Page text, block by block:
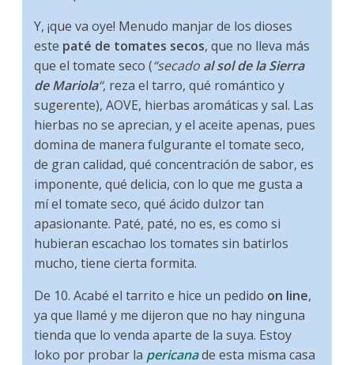
Y, ¡que va oye! Menudo manjar de los dioses
este paté de tomates secos, que no lleva más
que el tomate seco (“secado al sol de la Sierra
de Mariola“, reza el tarro, qué romántico y
sugerente), AOVE, hierbas aromáticas y sal. Las
hierbas no se aprecian, y el aceite apenas, pues
domina de manera fulgurante el tomate seco,
de gran calidad, qué concentración de sabor, es
imponente, qué delicia, con lo que me gusta a
mí el tomate seco, qué ácido dulzor tan
apasionante. Paté, paté, no es, es como si
hubieran escachao los tomates sin batirlos
mucho, tiene cierta formita.
De 10. Acabé el tarrito e hice un pedido on line,
ya que llamé y me dijeron que no hay ninguna
tienda que lo venda aparte de la suya. Estoy
loko por probar la pericanade esta misma casa